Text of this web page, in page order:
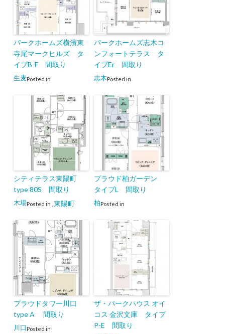
パークホームズ横濱東
寺尾マークヒルズ タ
イプB-F 間取り
Posted in
生麦
パークホームズ志木コ
ンフォートテラス タ
イプEr 間取り
Posted in
志木
シティテラス東陽町
type 80S 間取り
Posted in
木場 東陽町
プラウド柏ガーデン
タイプL 間取り
Posted in
柏
プラウドタワー川口
type A 間取り
Posted in
川口
ザ・パークハウス オイ
コス 金沢文庫 タイプ
P-E 間取り